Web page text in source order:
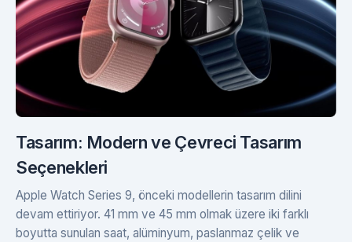
Tasarım: Modern ve Çevreci Tasarım
Seçenekleri
Apple Watch Series 9, önceki modellerin tasarım dilini
devam ettiriyor. 41 mm ve 45 mm olmak üzere iki farklı
boyutta sunulan saat, alüminyum, paslanmaz çelik ve